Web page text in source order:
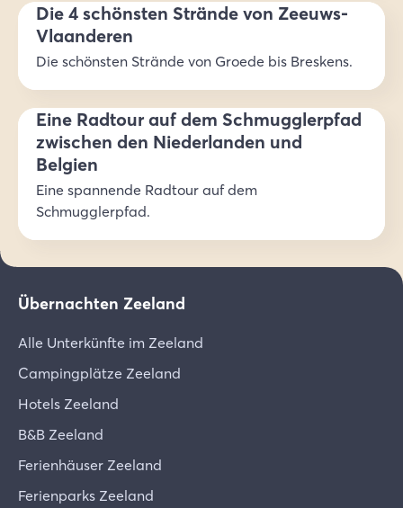
Die 4 schönsten Strände von Zeeuws-
Vlaanderen
Die schönsten Strände von Groede bis Breskens.
Eine Radtour auf dem Schmugglerpfad
zwischen den Niederlanden und
Belgien
Eine spannende Radtour auf dem
Schmugglerpfad.
Übernachten Zeeland
Alle Unterkünfte im Zeeland
Campingplätze Zeeland
Hotels Zeeland
B&B Zeeland
Ferienhäuser Zeeland
Ferienparks Zeeland